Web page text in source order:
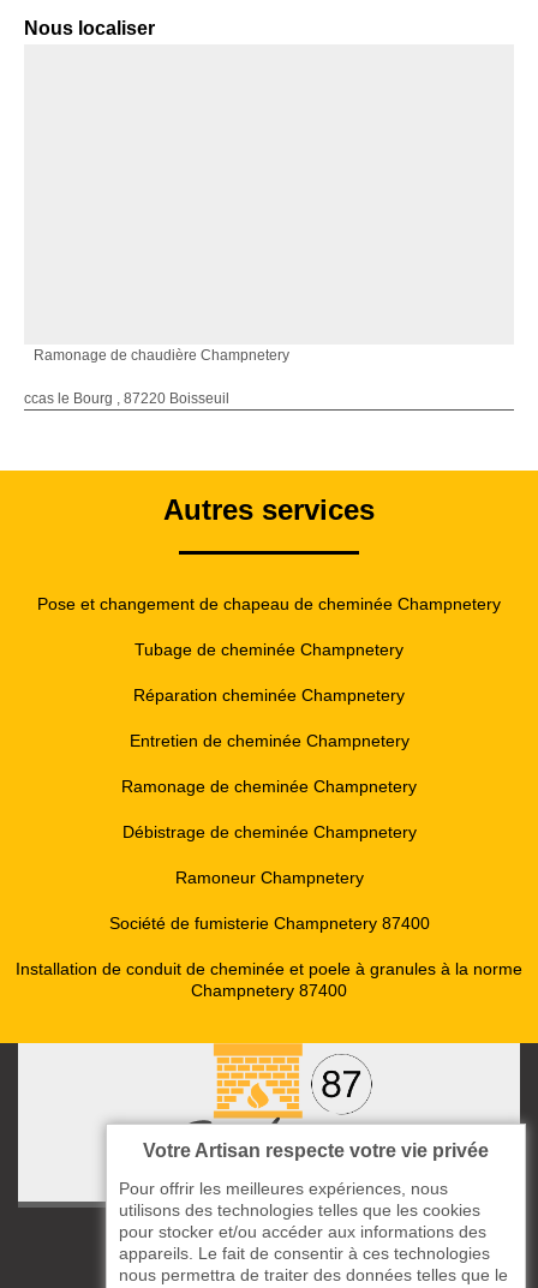
Nous localiser
Ramonage de chaudière Champnetery
ccas le Bourg , 87220 Boisseuil
Autres services
Pose et changement de chapeau de cheminée Champnetery
Tubage de cheminée Champnetery
Réparation cheminée Champnetery
Entretien de cheminée Champnetery
Ramonage de cheminée Champnetery
Débistrage de cheminée Champnetery
Ramoneur Champnetery
Société de fumisterie Champnetery 87400
Installation de conduit de cheminée et poele à granules à la norme
Champnetery 87400
ccas le Bourg
87220 Boisseuil
Votre Artisan respecte votre vie privée
Pour offrir les meilleures expériences, nous
utilisons des technologies telles que les cookies
pour stocker et/ou accéder aux informations des
appareils. Le fait de consentir à ces technologies
nous permettra de traiter des données telles que le